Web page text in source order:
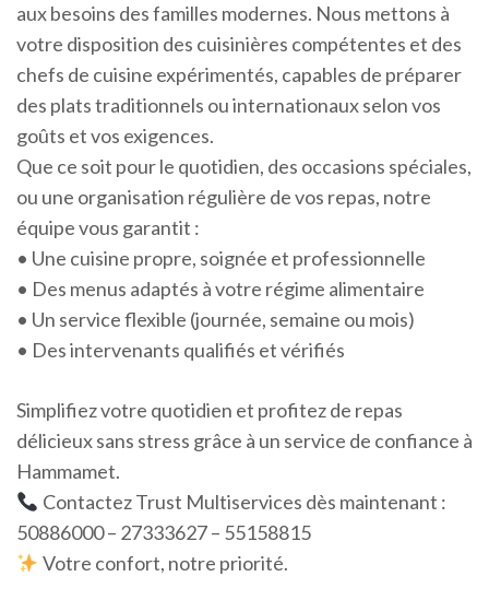
aux besoins des familles modernes. Nous mettons à
votre disposition des cuisinières compétentes et des
chefs de cuisine expérimentés, capables de préparer
des plats traditionnels ou internationaux selon vos
goûts et vos exigences.
Que ce soit pour le quotidien, des occasions spéciales,
ou une organisation régulière de vos repas, notre
équipe vous garantit :
• Une cuisine propre, soignée et professionnelle
• Des menus adaptés à votre régime alimentaire
• Un service flexible (journée, semaine ou mois)
• Des intervenants qualifiés et vérifiés
Simplifiez votre quotidien et profitez de repas
délicieux sans stress grâce à un service de confiance à
Hammamet.
Contactez Trust Multiservices dès maintenant :
50886000 – 27333627 – 55158815
Votre confort, notre priorité.